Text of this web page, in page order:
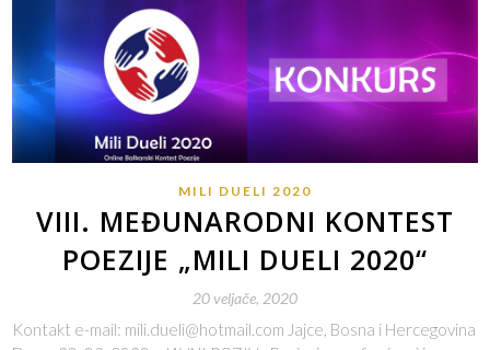
MILI DUELI 2020
VIII. MEĐUNARODNI KONTEST
POEZIJE „MILI DUELI 2020“
20 veljače, 2020
Kontakt e-mail: mili.dueli@hotmail.com Jajce, Bosna i Hercegovina